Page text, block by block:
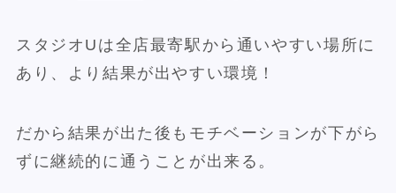
スタジオUは全店最寄駅から通いやすい場所に
あり、より結果が出やすい環境！
だから結果が出た後もモチベーションが下がら
ずに継続的に通うことが出来る。